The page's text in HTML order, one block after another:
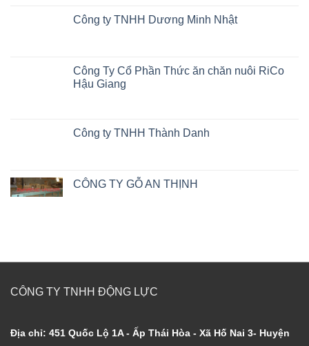
Công ty TNHH Dương Minh Nhật
Công Ty Cổ Phần Thức ăn chăn nuôi RiCo
Hậu Giang
Công ty TNHH Thành Danh
CÔNG TY GỖ AN THỊNH
CÔNG TY TNHH ĐỘNG LỰC
Địa chỉ: 451 Quốc Lộ 1A - Ấp Thái Hòa - Xã Hố Nai 3- Huyện